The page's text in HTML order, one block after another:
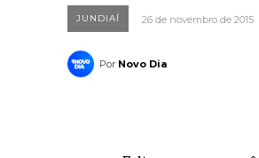
JUNDIAÍ 26 de novembro de 2015
Por Novo Dia